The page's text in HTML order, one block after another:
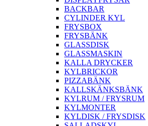
BACKBAR
CYLINDER KYL
FRYSBOX
FRYSBÄNK
GLASSDISK
GLASSMASKIN
KALLA DRYCKER
KYLBRICKOR
PIZZABÄNK
KALLSKÄNKSBÄNK
KYLRUM / FRYSRUM
KYLMONTER
KYLDISK / FRYSDISK